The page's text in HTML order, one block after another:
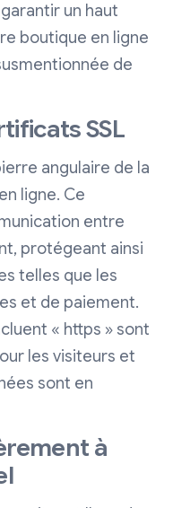
un haut
boutique en ligne
de
SSL
angulaire de la
ligne. Ce
entre
protégeant ainsi
telles que les
et de paiement.
« https » sont
les visiteurs et
sont en
à